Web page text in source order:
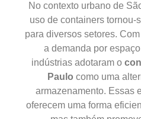
No contexto urbano de
uso de containers tornou-
para diversos setores.
a demanda por
indústrias adotaram o
Paulo como uma
armazenamento. Essas
oferecem uma forma